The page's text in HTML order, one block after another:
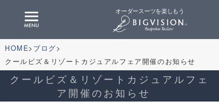
オーダースーツを楽しもう
HOME ブログ
クールビズ＆リゾートカジュアルフェア開催のお知らせ
クールビズ＆リゾートカジュアルフェ
ア開催のお知らせ